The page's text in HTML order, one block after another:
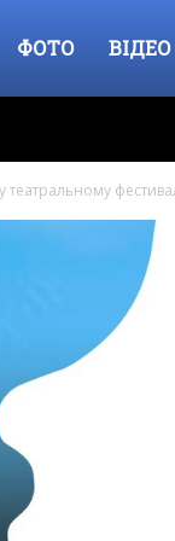
ФОТО ВІДЕО